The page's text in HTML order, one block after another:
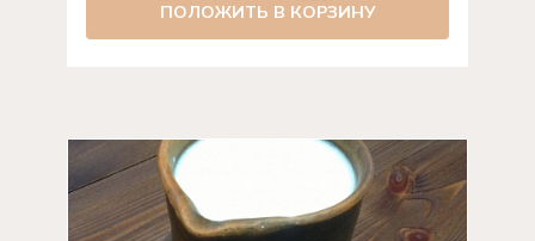
ПОЛОЖИТЬ В КОРЗИНУ